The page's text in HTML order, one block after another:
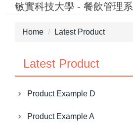
Jump
敏實科技大學 - 餐飲管理系
Home Latest Product
Latest Product
Product Example D
Product Example A